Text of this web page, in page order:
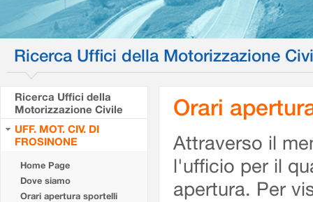
Ricerca Uffici della Motorizzazione
Ricerca Uffici della
Motorizzazione Civile
UFF. MOT. CIV. DI
FROSINONE
Home Page
Dove siamo
Orari apertura sportelli
Orari
Attraverso il
l'ufficio per il
apertura. Per